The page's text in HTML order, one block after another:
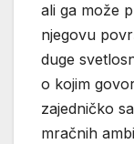
ali ga može
njegovu
duge
o kojim
zajedničko
mračnih